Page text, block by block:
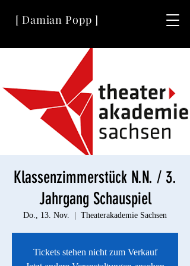
[ Damian Popp ]
Klassenzimmerstück N.N. / 3.
Jahrgang Schauspiel
Do., 13. Nov. Theaterakademie Sachsen
Tickets stehen nicht zum Verkauf